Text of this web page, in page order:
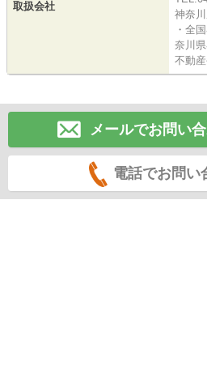
取扱会社
神奈
・全
奈川
不動
メールでお問い
電話でお問い